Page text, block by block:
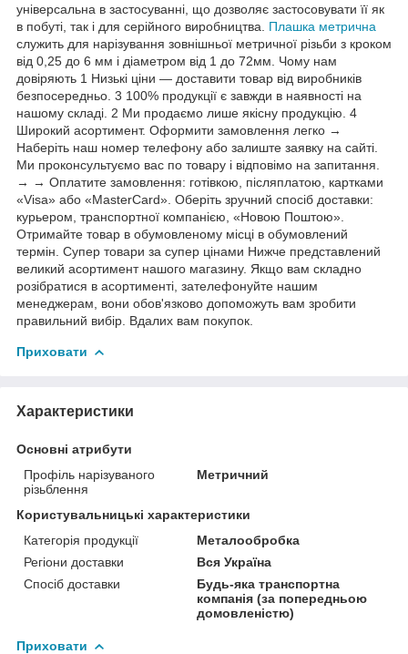
універсальна в застосуванні, що дозволяє застосовувати її як
в побуті, так і для серійного виробництва. Плашка метрична
служить для нарізування зовнішньої метричної різьби з кроком
від 0,25 до 6 мм і діаметром від 1 до 72мм. Чому нам
довіряють 1 Низькі ціни — доставити товар від виробників
безпосередньо. 3 100% продукції є завжди в наявності на
нашому складі. 2 Ми продаємо лише якісну продукцію. 4
Широкий асортимент. Оформити замовлення легко →
Наберіть наш номер телефону або залиште заявку на сайті.
Ми проконсультуємо вас по товару і відповімо на запитання.
→ → Оплатите замовлення: готівкою, післяплатою, картками
«Visa» або «MasterCard». Оберіть зручний спосіб доставки:
курьером, транспортної компанією, «Новою Поштою».
Отримайте товар в обумовленому місці в обумовлений
термін. Супер товари за супер цінами Нижче представлений
великий асортимент нашого магазину. Якщо вам складно
розібратися в асортименті, зателефонуйте нашим
менеджерам, вони обов'язково допоможуть вам зробити
правильний вибір. Вдалих вам покупок.
Приховати
Характеристики
Основні атрибути
Профіль нарізуваного
різьблення
Метричний
Користувальницькі характеристики
Категорія продукції
Металообробка
Регіони доставки
Вся Україна
Спосіб доставки
Будь-яка транспортна
компанія (за попередньою
домовленістю)
Приховати